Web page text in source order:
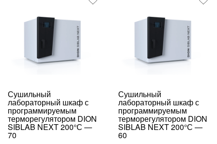
Сушильный
лабораторный шкаф с
программируемым
терморегулятором DION
SIBLAB NEXT 200°С —
70
Сушильный
лабораторный шкаф с
программируемым
терморегулятором DION
SIBLAB NEXT 200°С —
60